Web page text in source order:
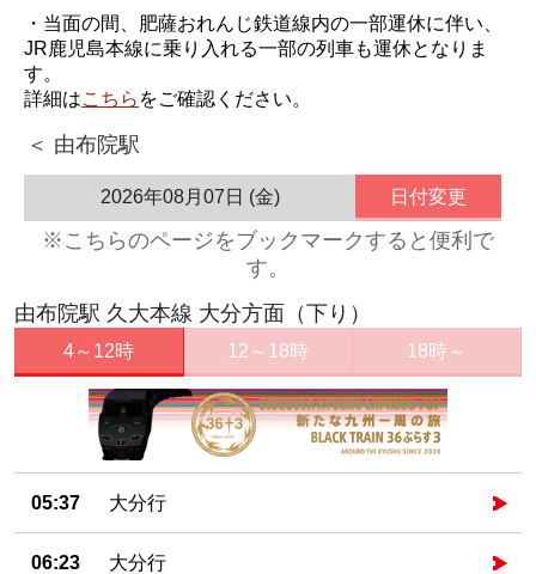
・当面の間、肥薩おれんじ鉄道線内の一部運休に伴い、
JR鹿児島本線に乗り入れる一部の列車も運休となりま
す。
詳細はこちら をご確認ください。
＜ 由布院駅
2026年08月07日 (金) 日付変更
※こちらのページをブックマークすると便利で
す。
由布院駅 久大本線 大分方面（下り）
4～12時 12～18時 18時～
05:37 大分行
06:23 大分行